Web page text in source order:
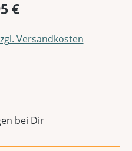
€
Versandkosten
bei Dir